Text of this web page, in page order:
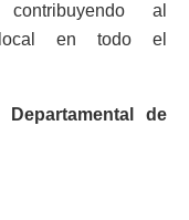
al
local en todo el
Departamental de